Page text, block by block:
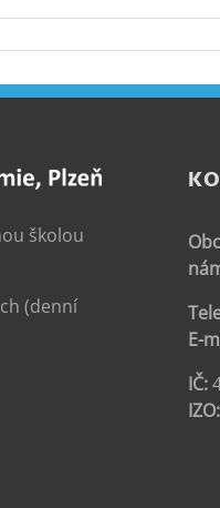
školou
(denní
E-
IČ:
IZO: